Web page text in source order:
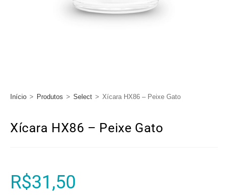
Início > Produtos > Select > Xícara HX86 – Peixe Gato
Xícara HX86 – Peixe Gato
R$31,50